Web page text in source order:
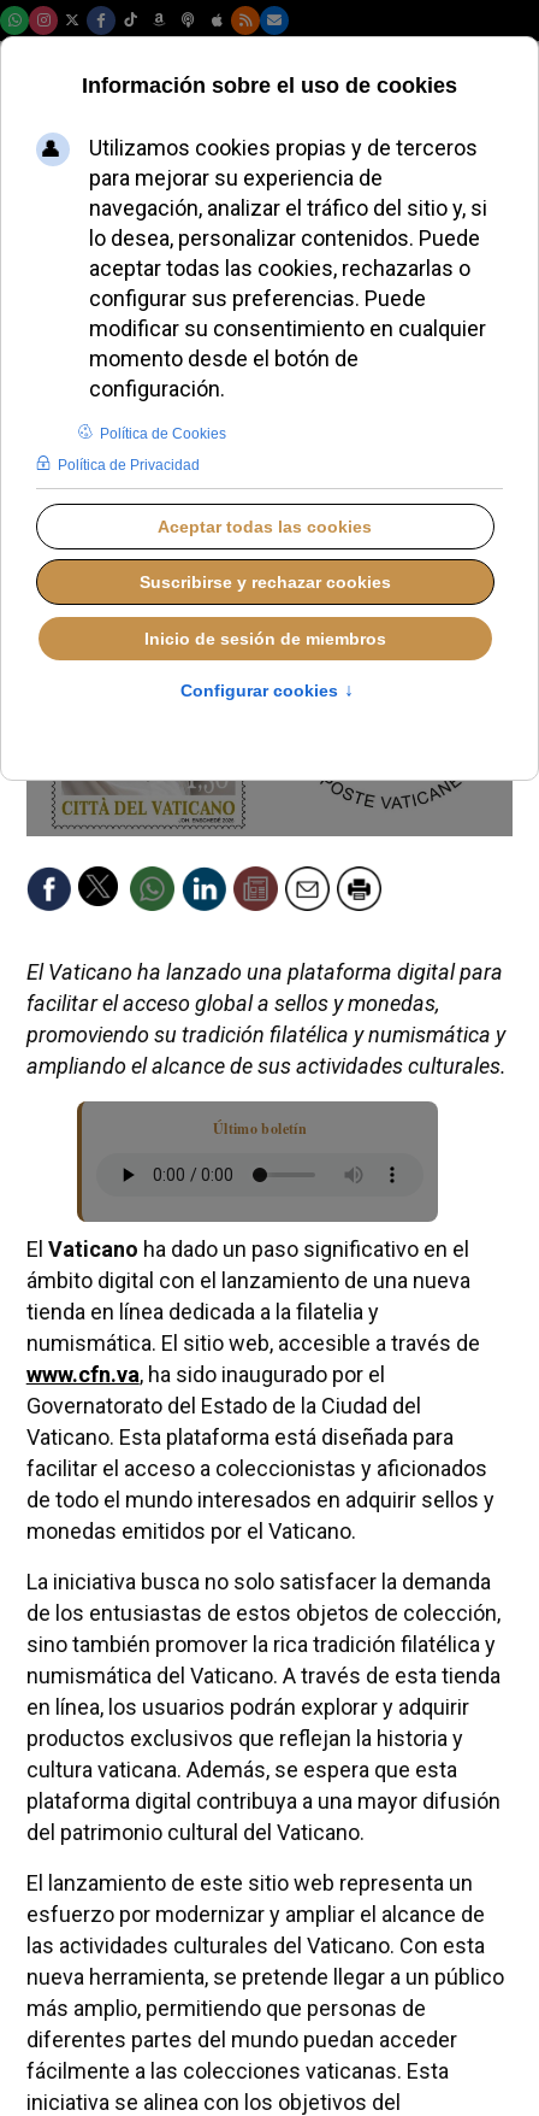
El Vaticano
inaugura una
tienda en línea para
coleccionistas de
sellos y monedas
El Vaticano ha lanzado una plataforma digital para
facilitar el acceso global a sellos y monedas,
promoviendo su tradición filatélica y numismática y
ampliando el alcance de sus actividades culturales.
Último boletín
El Vaticano ha dado un paso significativo en el
ámbito digital con el lanzamiento de una nueva
tienda en línea dedicada a la filatelia y
numismática. El sitio web, accesible a través de
www.cfn.va, ha sido inaugurado por el
Governatorato del Estado de la Ciudad del
Vaticano. Esta plataforma está diseñada para
facilitar el acceso a coleccionistas y aficionados
de todo el mundo interesados en adquirir sellos y
monedas emitidos por el Vaticano.
La iniciativa busca no solo satisfacer la demanda
de los entusiastas de estos objetos de colección,
sino también promover la rica tradición filatélica y
numismática del Vaticano. A través de esta tienda
en línea, los usuarios podrán explorar y adquirir
productos exclusivos que reflejan la historia y
cultura vaticana. Además, se espera que esta
plataforma digital contribuya a una mayor difusión
del patrimonio cultural del Vaticano.
El lanzamiento de este sitio web representa un
esfuerzo por modernizar y ampliar el alcance de
las actividades culturales del Vaticano. Con esta
nueva herramienta, se pretende llegar a un público
más amplio, permitiendo que personas de
diferentes partes del mundo puedan acceder
fácilmente a las colecciones vaticanas. Esta
iniciativa se alinea con los objetivos del